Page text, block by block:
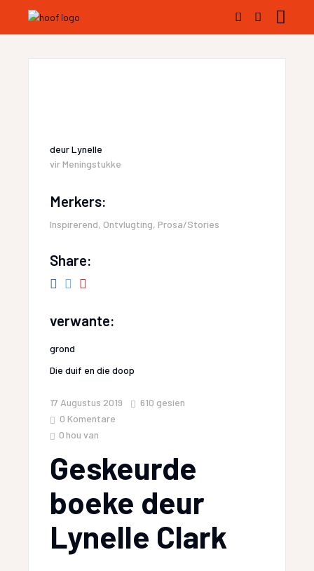
deurLynelle
vir Meningstukke
Merkers:
Inspirerend, Ontvlugting, Prosa/Stories
Share:
verwante:
grond
Die duif en die doop
17 Augustus 2019 610 gesien
0 Komentare
0 hou van
Geskeurde
boeke deur
Lynelle Clark